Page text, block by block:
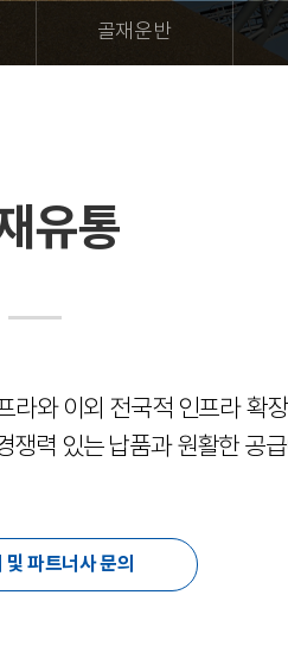
골재운반
유통
라와 이외 전국적 인프라 확
쟁력 있는 납품과 원활한 공
파트너사 문의